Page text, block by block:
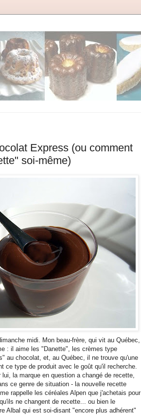
Express (ou comment
soi-même)
midi. Mon beau-frère, qui vit au Québec,
: il aime les "Danette", les crèmes type
au chocolat, et, au Québec, il ne trouve qu'une
ce type de produit avec le goût qu'il recherche.
lui, la marque en question a changé de recette,
ce genre de situation - la nouvelle recette
rappelle les céréales Alpen que j'achetais pour
ne changent de recette... ou bien le
Albal qui est soi-disant "encore plus adhérent"